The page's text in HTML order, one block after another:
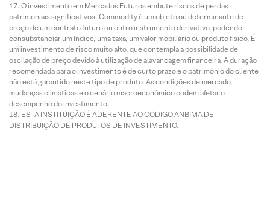
O investimento em Mercados Futuros embute riscos de perdas
patrimoniais significativos. Commodity é um objeto ou determinante de
preço de um contrato futuro ou outro instrumento derivativo, podendo
consubstanciar um índice, uma taxa, um valor mobiliário ou produto físico. É
um investimento de risco muito alto, que contempla a possibilidade de
oscilação de preço devido à utilização de alavancagem financeira. A duração
recomendada para o investimento é de curto prazo e o patrimônio do cliente
não está garantido neste tipo de produto. As condições de mercado,
mudanças climáticas e o cenário macroeconômico podem afetar o
desempenho do investimento.
ESTA INSTITUIÇÃO É ADERENTE AO CÓDIGO ANBIMA DE
DISTRIBUIÇÃO DE PRODUTOS DE INVESTIMENTO.